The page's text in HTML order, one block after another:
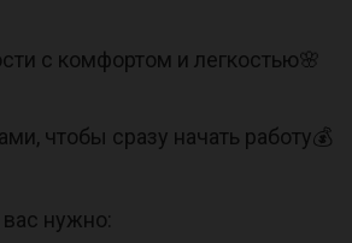
с комфортом и легкостью🌸
чтобы сразу начать работу💰
нужно: